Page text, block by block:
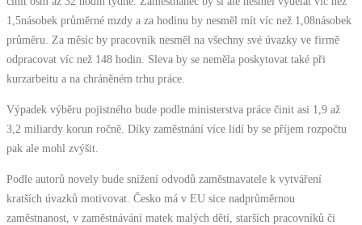
1,5násobek průměrné mzdy a za hodinu by nesměl mít víc než 1,08násobek
průměru. Za měsíc by pracovník nesměl na všechny své úvazky ve firmě
odpracovat víc než 148 hodin. Sleva by se neměla poskytovat také při
kurzarbeitu a na chráněném trhu práce.
Výpadek výběru pojistného bude podle ministerstva práce činit asi 1,9 až
3,2 miliardy korun ročně. Díky zaměstnání více lidí by se příjem rozpočtu
pak ale mohl zvýšit.
Podle autorů novely bude snížení odvodů zaměstnavatele k vytváření
kratších úvazků motivovat. Česko má v EU sice nadprůměrnou
zaměstnanost, v zaměstnávání matek malých dětí, starších pracovníků či